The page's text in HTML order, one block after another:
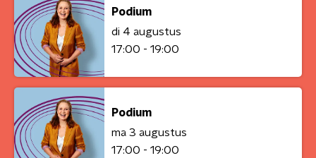
Podium
di 4 augustus
17:00 - 19:00
Podium
ma 3 augustus
17:00 - 19:00